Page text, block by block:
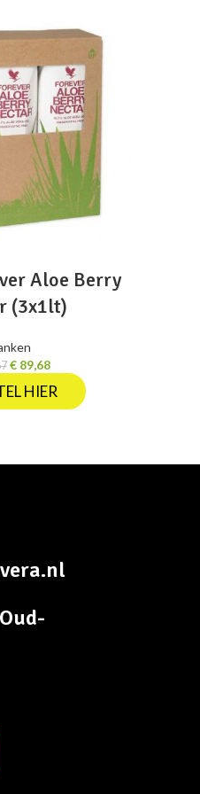
Aloe Berry
(3x1lt)
€89,68
HIER